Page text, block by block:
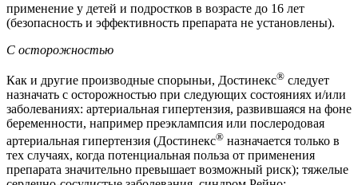
применение у детей и подростков в возрасте до 16 лет
(безопасность и эффективность препарата не установлены).
С осторожностью
Как и другие производные спорыньи, Достинекс® следует
назначать с осторожностью при следующих состояниях и/или
заболеваниях: артериальная гипертензия, развившаяся на фоне
беременности, например преэклампсия или послеродовая
артериальная гипертензия (Достинекс® назначается только в
тех случаях, когда потенциальная польза от применения
препарата значительно превышает возможный риск); тяжелые